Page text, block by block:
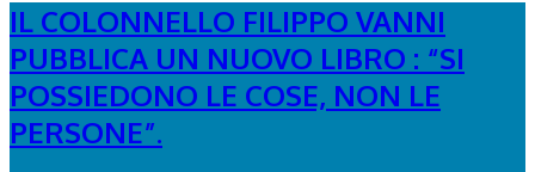
IL COLONNELLO FILIPPO VANNI
PUBBLICA UN NUOVO LIBRO : “SI
POSSIEDONO LE COSE, NON LE
PERSONE”.